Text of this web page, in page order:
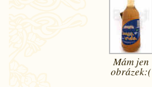
Mám jen
obrázek:(